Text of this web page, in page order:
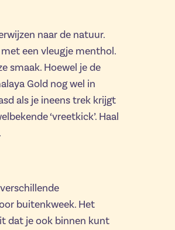
naar de natuur.
een vleugje menthol.
smaak. Hoewel je de
Gold nog wel in
als je ineens trek krijgt
‘vreetkick’. Haal
buitenkweek. Het
dat je ook binnen kunt